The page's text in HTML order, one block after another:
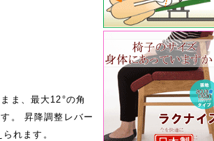
ま、最大12°の角
。 昇降調整レバー
れます。